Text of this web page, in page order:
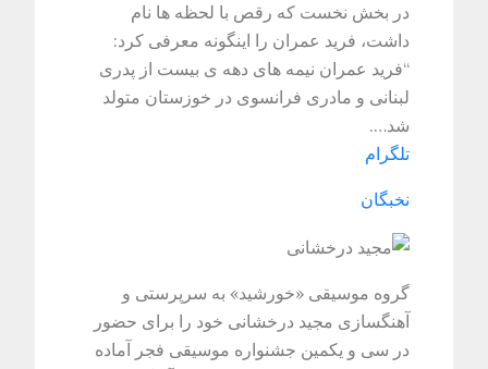
در بخش نخست که رقص با لحظه ها نام
داشت، فرید عمران را اینگونه معرفی کرد:
“فرید عمران نیمه های دهه ی بیست از پدری
لبنانی و مادری فرانسوی در خوزستان متولد
شد….
تلگرام
نخبگان
گروه موسیقی «خورشید» به سرپرستی و
آهنگسازی مجید درخشانی خود را برای حضور
در سی و یکمین جشنواره موسیقی فجر آماده